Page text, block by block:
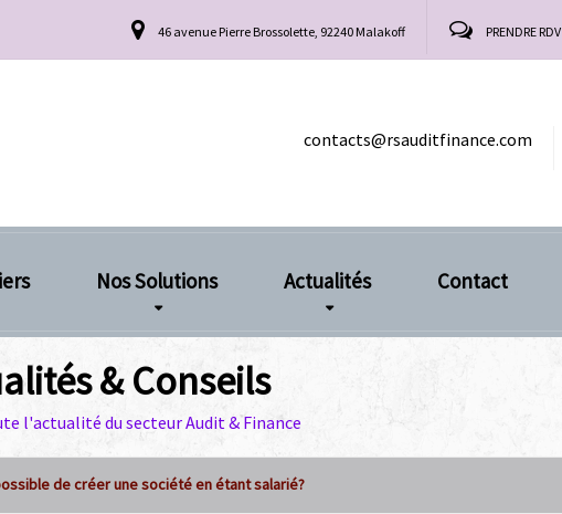
46 avenue Pierre Brossolette, 92240 Malakoff PRENDRE RDV
contacts@rsauditfinance.com
Nos Solutions Actualités Contact
& Conseils
l'actualité du secteur Audit & Finance
de créer une société en étant salarié?